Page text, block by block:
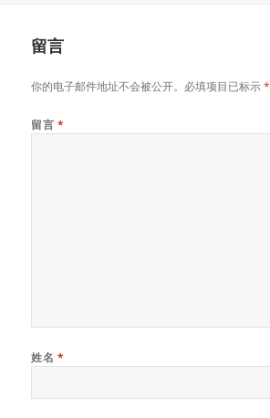
留言
你的电子邮件地址不会被公开。必填项目已标示*
留言 *
姓名 *